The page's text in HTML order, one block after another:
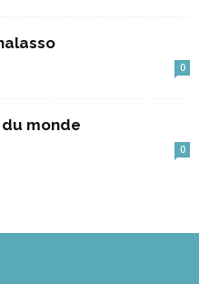
0
monde
0